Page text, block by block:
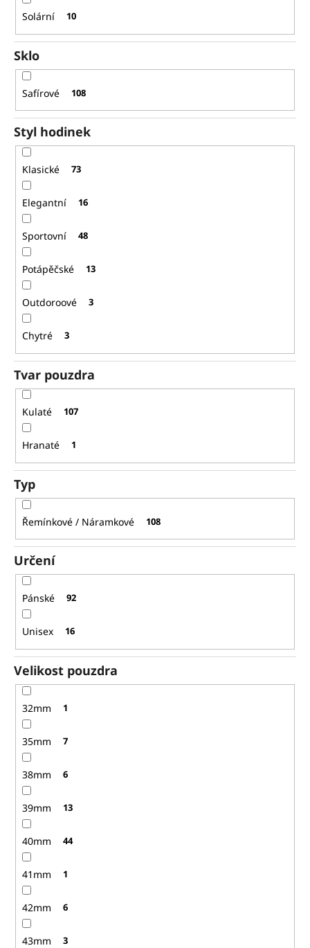
Solární 10
Sklo
Safírové 108
Styl hodinek
Klasické 73
Elegantní 16
Sportovní 48
Potápěčské 13
Outdoroové 3
Chytré 3
Tvar pouzdra
Kulaté 107
Hranaté 1
Typ
Řemínkové / Náramkové 108
Určení
Pánské 92
Unisex 16
Velikost pouzdra
32mm 1
35mm 7
38mm 6
39mm 13
40mm 44
41mm 1
42mm 6
43mm 3